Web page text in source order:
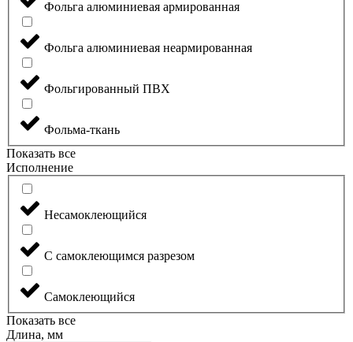
Фольга алюминиевая армированная
Фольга алюминиевая неармированная
Фольгированный ПВХ
Фольма-ткань
Показать все
Исполнение
Несамоклеющийся
С самоклеющимся разрезом
Самоклеющийся
Показать все
Длина, мм